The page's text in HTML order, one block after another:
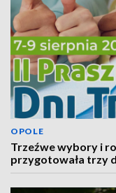
OPOLE
Trzeźwe wybory i
przygotowała trzy